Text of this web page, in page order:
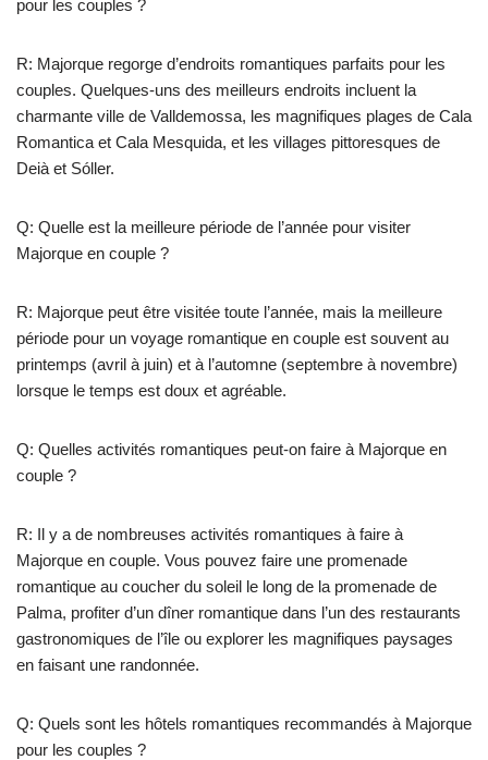
pour les couples ?
R: Majorque regorge d’endroits romantiques parfaits pour les
couples. Quelques-uns des meilleurs endroits incluent la
charmante ville de Valldemossa, les magnifiques plages de Cala
Romantica et Cala Mesquida, et les villages pittoresques de
Deià et Sóller.
Q: Quelle est la meilleure période de l’année pour visiter
Majorque en couple ?
R: Majorque peut être visitée toute l’année, mais la meilleure
période pour un voyage romantique en couple est souvent au
printemps (avril à juin) et à l’automne (septembre à novembre)
lorsque le temps est doux et agréable.
Q: Quelles activités romantiques peut-on faire à Majorque en
couple ?
R: Il y a de nombreuses activités romantiques à faire à
Majorque en couple. Vous pouvez faire une promenade
romantique au coucher du soleil le long de la promenade de
Palma, profiter d’un dîner romantique dans l’un des restaurants
gastronomiques de l’île ou explorer les magnifiques paysages
en faisant une randonnée.
Q: Quels sont les hôtels romantiques recommandés à Majorque
pour les couples ?